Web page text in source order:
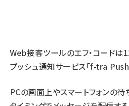
ビィ・フォアード (777)
Web接客ツールのエフ・コードは
プッシュ通知サービス「f-tra Push
PCの画面上やスマートフォンの